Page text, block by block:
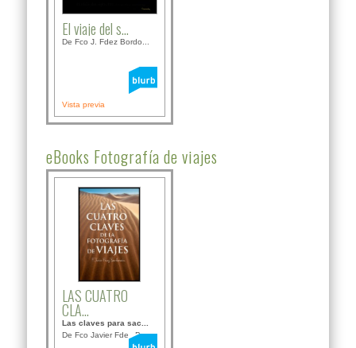
El viaje del s...
De Fco J. Fdez Bordo...
Vista previa
eBooks Fotografía de viajes
LAS CUATRO
CLA...
Las claves para sac...
De Fco Javier Fdez B...